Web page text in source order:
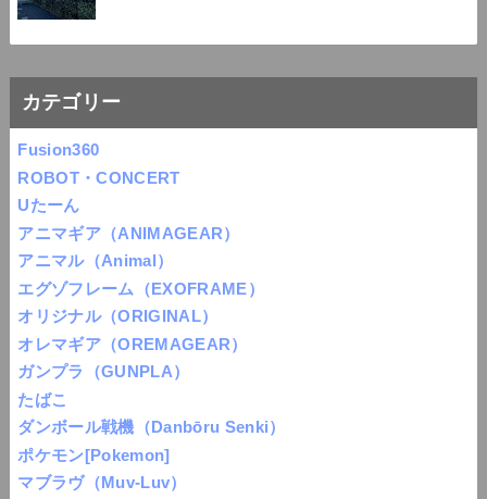
カテゴリー
Fusion360
ROBOT・CONCERT
Uたーん
アニマギア（ANIMAGEAR）
アニマル（Animal）
エグゾフレーム（EXOFRAME）
オリジナル（ORIGINAL）
オレマギア（OREMAGEAR）
ガンプラ（GUNPLA）
たばこ
ダンボール戦機（Danbōru Senki）
ポケモン[Pokemon]
マブラヴ（Muv-Luv）